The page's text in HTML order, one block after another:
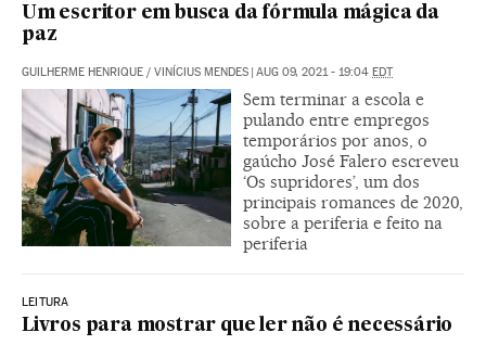
Um escritor em busca da fórmula mágica da
paz
GUILHERME HENRIQUE / VINÍCIUS MENDES AUG 09, 2021 - 19:04 EDT
Sem terminar a escola e
pulando entre empregos
temporários por anos, o
gaúcho José Falero escreveu
‘Os supridores’, um dos
principais romances de 2020,
sobre a periferia e feito na
periferia
LEITURA
Livros para mostrar que ler não é necessário